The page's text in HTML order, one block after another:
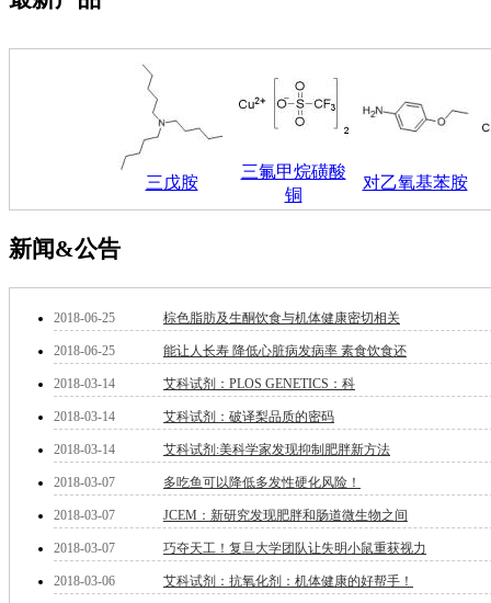
铜
温
芴
锡
锌
吲哚
三戊胺
三氟甲烷磺酸
铜
对乙氧基苯胺
新闻&公告
2018-06-25 棕色脂肪及生酮饮食与机体健康密切相关
2018-06-25 能让人长寿 降低心脏病发病率 素食饮食还
2018-03-14 艾科试剂：PLOS GENETICS：科
2018-03-14 艾科试剂：破译梨品质的密码
2018-03-14 艾科试剂:美科学家发现抑制肥胖新方法
2018-03-07 多吃鱼可以降低多发性硬化风险！
2018-03-07 JCEM：新研究发现肥胖和肠道微生物之间
2018-03-07 巧夺天工！复旦大学团队让失明小鼠重获视力
2018-03-06 艾科试剂：抗氧化剂：机体健康的好帮手！